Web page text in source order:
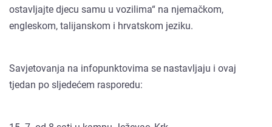
ostavljajte djecu samu u vozilima“ na njemačkom,
engleskom, talijanskom i hrvatskom jeziku.
Savjetovanja na infopunktovima se nastavljaju i ovaj
tjedan po sljedećem rasporedu: